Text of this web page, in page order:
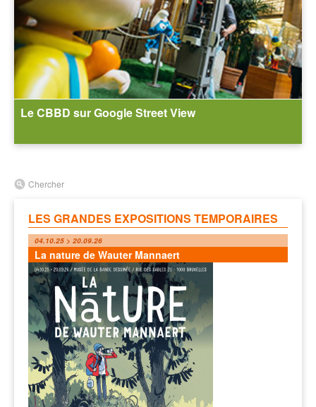
Le CBBD sur Google Street View
Chercher
LES GRANDES EXPOSITIONS TEMPORAIRES
04.10.25 > 20.09.26
La nature de Wauter Mannaert